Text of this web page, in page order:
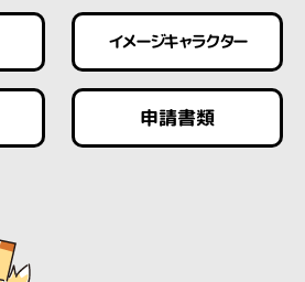
イメージキャラクター
申請書類